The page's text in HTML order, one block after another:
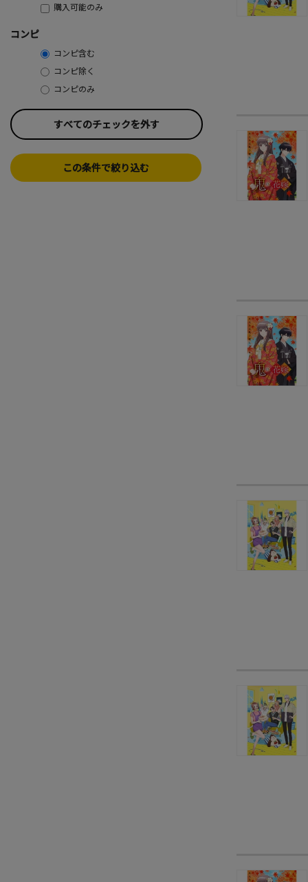
購入可能のみ
コンピ
コンピ含む
コンピ除く
コンピのみ
すべてのチェックを外す
この条件で絞り込む